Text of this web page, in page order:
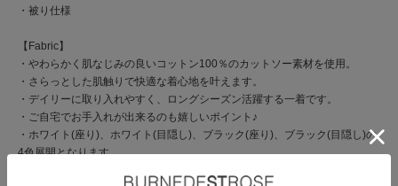
・被り仕様
【Fabric】
・やわらかく肌なじみの良いコットン100％のカットソー素材を使用。
・さらっとした肌触りで快適な着心地を叶えます。
・デイリーに取り入れやすく、ロングシーズン活躍する一着です。
・ご自宅でお手入れが出来るのも嬉しいポイント♪
・ホワイト(座り)、ホワイト(目隠し)、ブラック(座り)、ブラック(目隠し)の
4色展開となります。